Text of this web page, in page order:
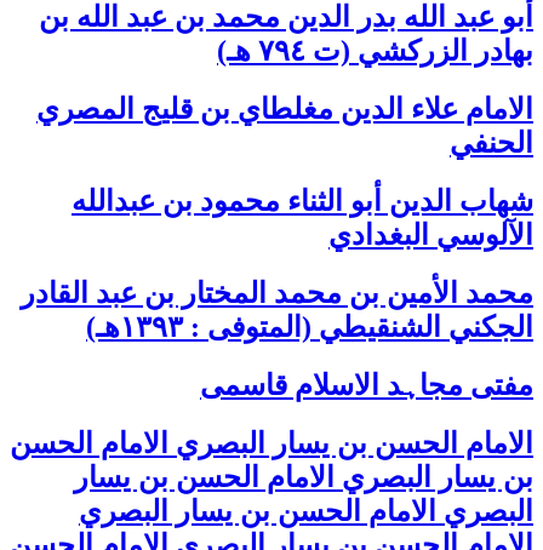
أبو عبد الله بدر الدين محمد بن عبد الله بن
بهادر الزركشي (ت ٧٩٤ هـ)
الامام علاء الدين مغلطاي بن قليج المصري
الحنفي
شھاب الدین أبو الثناء محمود بن عبدالله
الآلوسي البغدادي
محمد الأمين بن محمد المختار بن عبد القادر
الجكني الشنقيطي (المتوفى : ١٣٩٣هـ)
مفتی مجاہد الاسلام قاسمی
الامام الحسن بن يسار البصري الامام الحسن
بن يسار البصري الامام الحسن بن يسار
البصري الامام الحسن بن يسار البصري